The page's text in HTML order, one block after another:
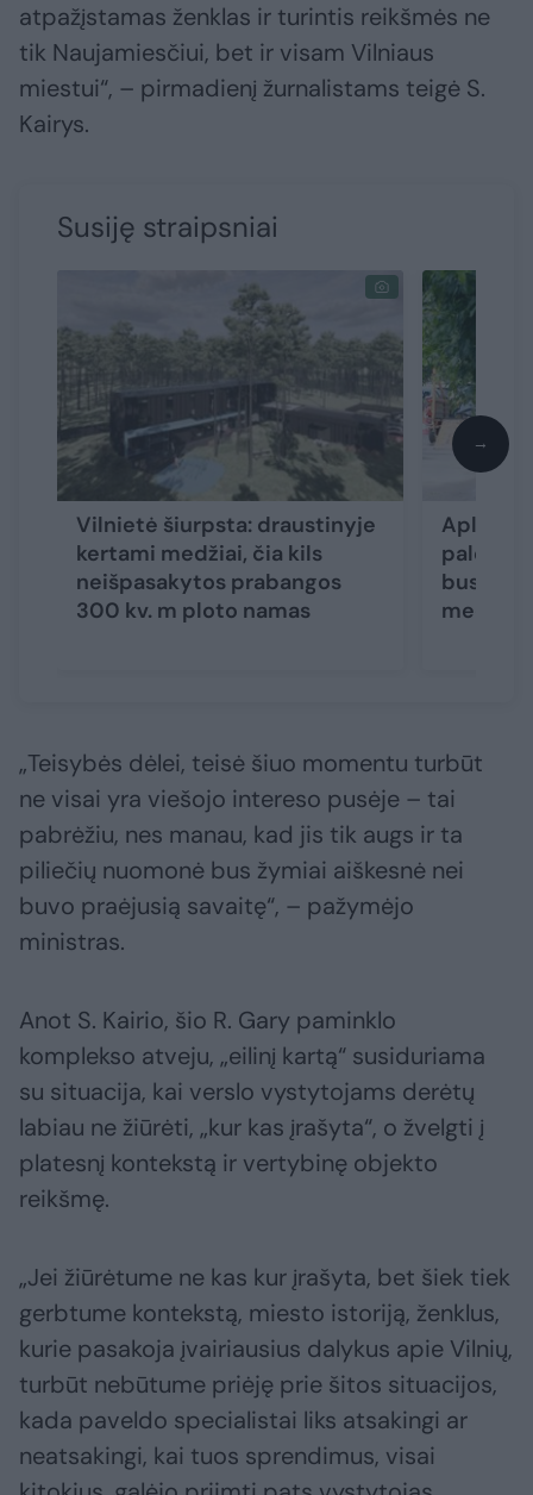
atpažįstamas ženklas ir turintis reikšmės ne
tik Naujamiesčiui, bet ir visam Vilniaus
miestui“, – pirmadienį žurnalistams teigė S.
Kairys.
Susiję straipsniai
Vilnietė šiurpsta: draustinyje
kertami medžiai, čia kils
neišpasakytos prabangos
300 kv. m ploto namas
bus
medžiai
→
„Teisybės dėlei, teisė šiuo momentu turbūt
ne visai yra viešojo intereso pusėje – tai
pabrėžiu, nes manau, kad jis tik augs ir ta
piliečių nuomonė bus žymiai aiškesnė nei
buvo praėjusią savaitę“, – pažymėjo
ministras.
Anot S. Kairio, šio R. Gary paminklo
komplekso atveju, „eilinį kartą“ susiduriama
su situacija, kai verslo vystytojams derėtų
labiau ne žiūrėti, „kur kas įrašyta“, o žvelgti į
platesnį kontekstą ir vertybinę objekto
reikšmę.
„Jei žiūrėtume ne kas kur įrašyta, bet šiek tiek
gerbtume kontekstą, miesto istoriją, ženklus,
kurie pasakoja įvairiausius dalykus apie Vilnių,
turbūt nebūtume priėję prie šitos situacijos,
kada paveldo specialistai liks atsakingi ar
neatsakingi, kai tuos sprendimus, visai